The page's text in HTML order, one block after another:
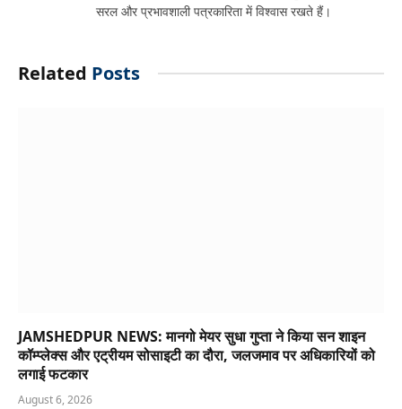
सरल और प्रभावशाली पत्रकारिता में विश्वास रखते हैं।
Related Posts
JAMSHEDPUR NEWS: मानगो मेयर सुधा गुप्ता ने किया सन शाइन
कॉम्प्लेक्स और एट्रीयम सोसाइटी का दौरा, जलजमाव पर अधिकारियों को
लगाई फटकार
August 6, 2026